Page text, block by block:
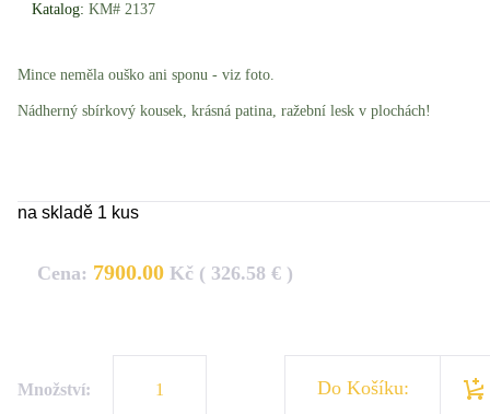
Katalog: KM# 2137
Mince neměla ouško ani sponu - viz foto.
Nádherný sbírkový kousek, krásná patina, ražební lesk v plochách!
na skladě 1 kus
Cena: 7900.00 Kč ( 326.58 € )
Množství: Do Košíku: